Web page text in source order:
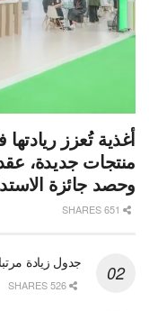
منتجات جديدة،
وحصد جائزة
جدول زيادة مرتبات الموظفين